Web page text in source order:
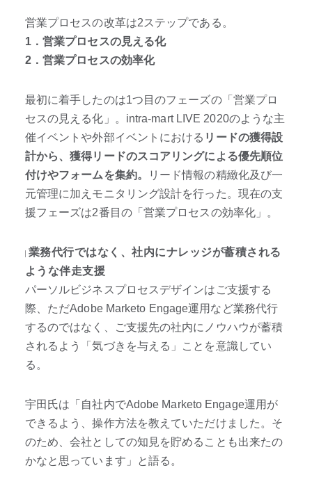
営業プロセスの改革は2ステップである。
1．営業プロセスの見える化
2．営業プロセスの効率化
最初に着手したのは1つ目のフェーズの「営業プロ
セスの見える化」。intra-mart LIVE 2020のような主
催イベントや外部イベントにおける リードの獲得設
計から、獲得リードのスコアリングによる優先順位
付けやフォームを集約。
リード情報の精緻化及び一
元管理に加えモニタリング設計を行った。現在の支
援フェーズは2番目の「営業プロセスの効率化」。
業務代行ではなく、社内にナレッジが蓄積される
ような伴走支援
パーソルビジネスプロセスデザインはご支援する
際、ただAdobe Marketo Engage運用など業務代行
するのではなく、ご支援先の社内にノウハウが蓄積
されるよう「気づきを与える」ことを意識してい
る。
宇田氏は「自社内でAdobe Marketo Engage運用が
できるよう、操作方法を教えていただけました。そ
のため、会社としての知見を貯めることも出来たの
かなと思っています」と語る。